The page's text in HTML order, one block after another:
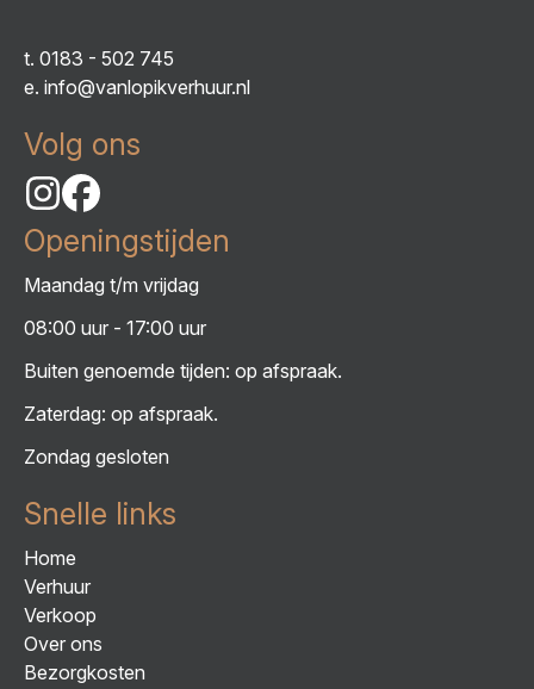
t. 0183 - 502 745
e. info@vanlopikverhuur.nl
Volg ons
Openingstijden
Maandag t/m vrijdag
08:00 uur - 17:00 uur
Buiten genoemde tijden: op afspraak.
Zaterdag: op afspraak.
Zondag gesloten
Snelle links
Home
Verhuur
Verkoop
Over ons
Bezorgkosten